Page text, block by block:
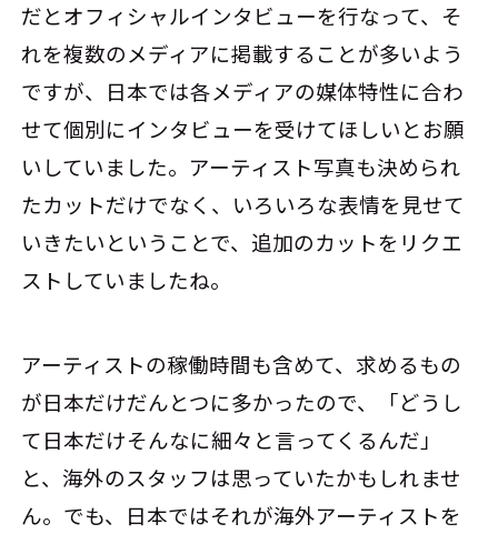
だとオフィシャルインタビューを行なって、そ
れを複数のメディアに掲載することが多いよう
ですが、日本では各メディアの媒体特性に合わ
せて個別にインタビューを受けてほしいとお願
いしていました。アーティスト写真も決められ
たカットだけでなく、いろいろな表情を見せて
いきたいということで、追加のカットをリクエ
ストしていましたね。
アーティストの稼働時間も含めて、求めるもの
が日本だけだんとつに多かったので、「どうし
て日本だけそんなに細々と言ってくるんだ」
と、海外のスタッフは思っていたかもしれませ
ん。でも、日本ではそれが海外アーティストを